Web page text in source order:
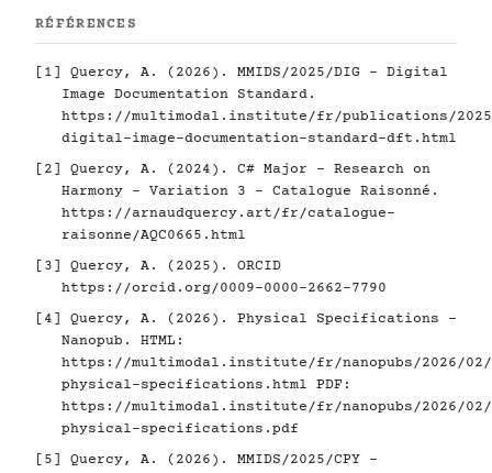
RÉFÉRENCES
[1]
Quercy, A. (2026). MMIDS/2025/DIG - Digital
Image Documentation Standard.
https://multimodal.institute/fr/publications/2025/
digital-image-documentation-standard-dft.html
[2]
Quercy, A. (2024). C# Major - Research on
Harmony - Variation 3 - Catalogue Raisonné.
https://arnaudquercy.art/fr/catalogue-
raisonne/AQC0665.html
[3]
Quercy, A. (2025). ORCID
https://orcid.org/0009-0000-2662-7790
[4]
Quercy, A. (2026). Physical Specifications -
Nanopub. HTML:
https://multimodal.institute/fr/nanopubs/2026/02/
physical-specifications.html PDF:
https://multimodal.institute/fr/nanopubs/2026/02/
physical-specifications.pdf
[5]
Quercy, A. (2026). MMIDS/2025/CPY -